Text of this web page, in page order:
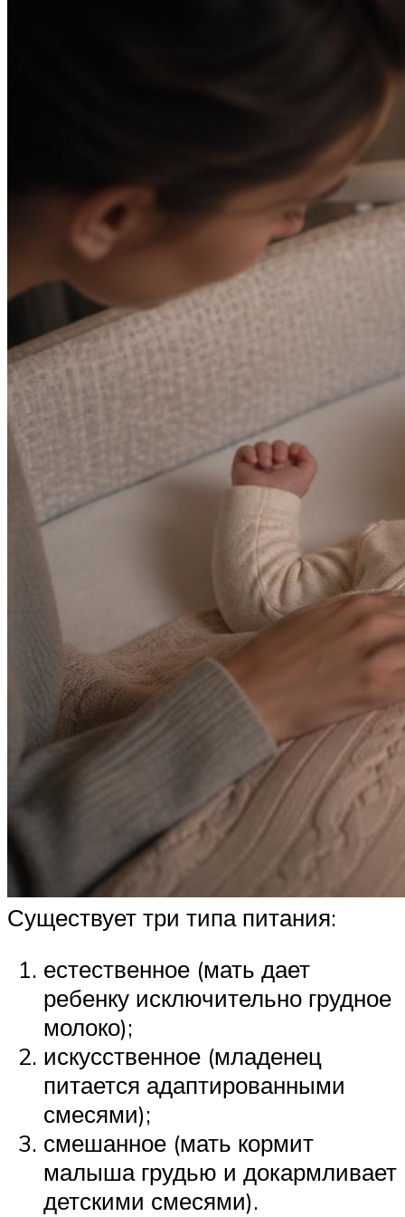
Существует три типа питания:
естественное (мать дает
ребенку исключительно грудное
молоко);
искусственное (младенец
питается адаптированными
смесями);
смешанное (мать кормит
малыша грудью и докармливает
детскими смесями).